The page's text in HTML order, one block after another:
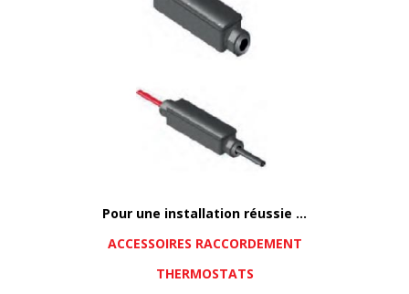
Pour une installation réussie …
ACCESSOIRES RACCORDEMENT
THERMOSTATS